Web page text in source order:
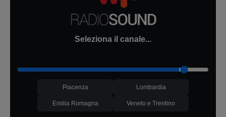
Seleziona il canale...
Piacenza Lombardia
Emilia Romagna Veneto e Trentino